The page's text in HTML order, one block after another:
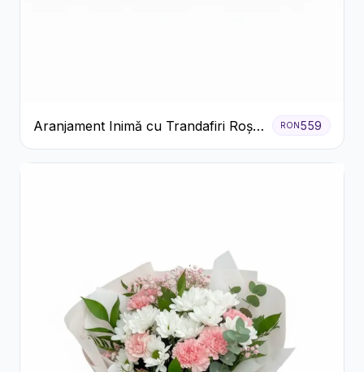
Aranjament Inimă cu Trandafiri Roșii
și Ciocolată Ferrero Rocher
RON 559